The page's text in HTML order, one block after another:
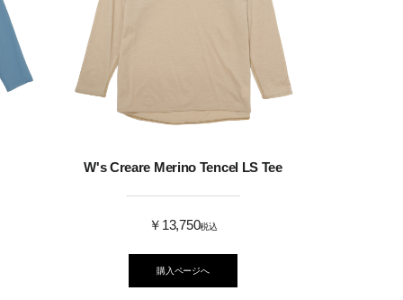
W's Creare Merino Tencel LS Tee
￥13,750税込
購入ページへ